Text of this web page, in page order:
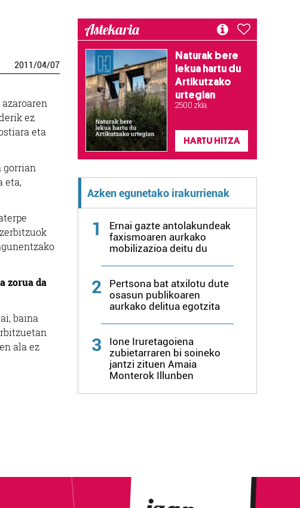
2011/04/07
ez
eta
gorrian
eta,
zorua da
baina
ala ez
Astekaria
Naturak bere
lekua hartu du
Artikutzako
urtegian
2.500 zkia.
HARTU HITZA
Azken egunetako irakurrienak
1
Ernai gazte antolakundeak
faxismoaren aurkako
mobilizazioa deitu du
2
Pertsona bat atxilotu dute
osasun publikoaren
aurkako delitua egotzita
3
Ione Iruretagoiena
zubietarraren bi soineko
jantzi zituen Amaia
Monterok Illunben